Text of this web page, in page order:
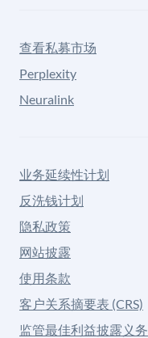
查看私募市场
Perplexity
Neuralink
业务延续性计划
反洗钱计划
隐私政策
网站披露
使用条款
客户关系摘要表 (CRS)
监管最佳利益披露义务